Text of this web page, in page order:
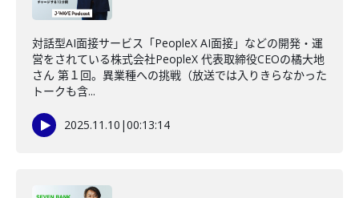
対話型AI面接サービス「PeopleX AI面接」などの開発・運
営をされている株式会社PeopleX 代表取締役CEOの橘大地
さん 第１回。異業種への挑戦（放送では入りきらなかった
トークも含...
2025.11.10 |00:13:14